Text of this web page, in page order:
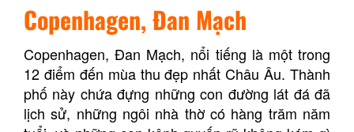
Copenhagen, Đan Mạch
Copenhagen, Đan Mạch, nổi tiếng là một trong
12 điểm đến mùa thu đẹp nhất Châu Âu. Thành
phố này chứa đựng những con đường lát đá đã
lịch sử, những ngôi nhà thờ có hàng trăm năm